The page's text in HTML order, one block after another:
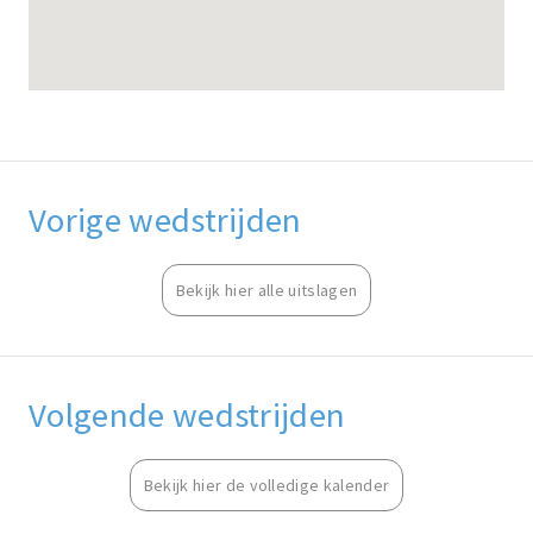
Vorige wedstrijden
Bekijk hier alle uitslagen
Volgende wedstrijden
Bekijk hier de volledige kalender